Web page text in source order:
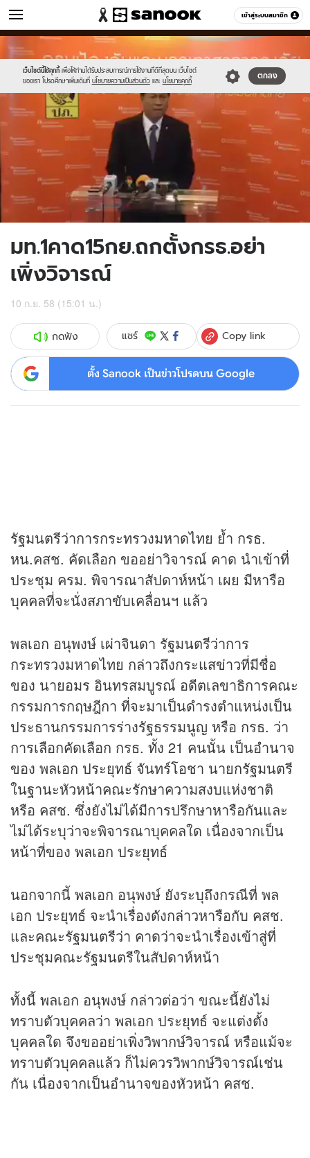
เข้าสู่ระบบสมาชิก
ข่าว หมวดอื่นๆ
เว็บไซต์นี้ใช้คุกกี้ เพื่อให้ท่านได้รับประสบการณ์การใช้งานที่ดีที่สุดบน เว็บไซต์
ของเรา โปรดศึกษาเพิ่มเติมที่ นโยบายความเป็นส่วนตัว และ นโยบายคุกกี้
ตกลง
Sanook
//s.isanook.com/sr/0/images/logo-
new-
sanook.png
600
60
//s.isanook.com/ns/0/ud/372/1863190/645013-
01.jpg
มท.1คาด15กย.ถกตั้งกรธ.อย่า
เพิ่งวิจารณ์
10 ก.ย. 58 (15:01 น.)
กดฟัง แชร์ Copy link
ตั้ง Sanook เป็นข่าวโปรดบน Google
รัฐมนตรีว่าการกระทรวงมหาดไทย ย้ำ กรธ.
หน.คสช. คัดเลือก ขออย่าวิจารณ์ คาด นำเข้าที่
ประชุม ครม. พิจารณาสัปดาห์หน้า เผย มีหารือ
บุคคลที่จะนั่งสภาขับเคลื่อนฯ แล้ว
พลเอก อนุพงษ์ เผ่าจินดา รัฐมนตรีว่าการ
กระทรวงมหาดไทย กล่าวถึงกระแสข่าวที่มีชื่อ
ของ นายอมร อินทรสมบูรณ์ อดีตเลขาธิการคณะ
กรรมการกฤษฎีกา ที่จะมาเป็นดำรงตำแหน่งเป็น
ประธานกรรมการร่างรัฐธรรมนูญ หรือ กรธ. ว่า
การเลือกคัดเลือก กรธ. ทั้ง 21 คนนั้น เป็นอำนาจ
ของ พลเอก ประยุทธ์ จันทร์โอชา นายกรัฐมนตรี
ในฐานะหัวหน้าคณะรักษาความสงบแห่งชาติ
หรือ คสช. ซึ่งยังไม่ได้มีการปรึกษาหารือกันและ
ไม่ได้ระบุว่าจะพิจารณาบุคคลใด เนื่องจากเป็น
หน้าที่ของ พลเอก ประยุทธ์
นอกจากนี้ พลเอก อนุพงษ์ ยังระบุถึงกรณีที่ พล
เอก ประยุทธ์ จะนำเรื่องดังกล่าวหารือกับ คสช.
และคณะรัฐมนตรีว่า คาดว่าจะนำเรื่องเข้าสู่ที่
ประชุมคณะรัฐมนตรีในสัปดาห์หน้า
ทั้งนี้ พลเอก อนุพงษ์ กล่าวต่อว่า ขณะนี้ยังไม่
ทราบตัวบุคคลว่า พลเอก ประยุทธ์ จะแต่งตั้ง
บุคคลใด จึงขออย่าเพิ่งวิพากษ์วิจารณ์ หรือแม้จะ
ทราบตัวบุคคลแล้ว ก็ไม่ควรวิพากษ์วิจารณ์เช่น
กัน เนื่องจากเป็นอำนาจของหัวหน้า คสช.